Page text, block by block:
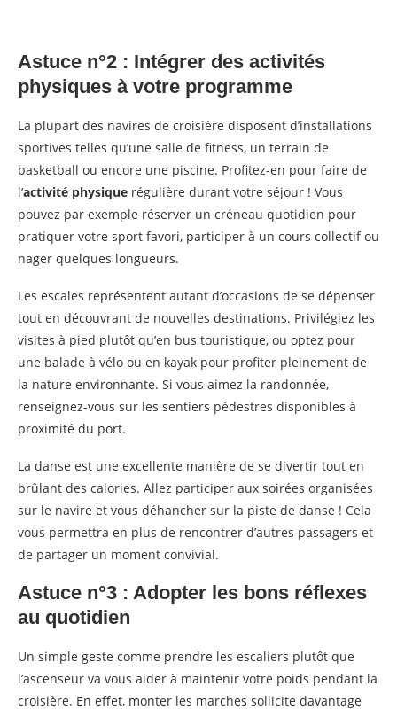
Astuce n°2 : Intégrer des activités
physiques à votre programme
La plupart des navires de croisière disposent d’installations
sportives telles qu’une salle de fitness, un terrain de
basketball ou encore une piscine. Profitez-en pour faire de
l’activité physique régulière durant votre séjour ! Vous
pouvez par exemple réserver un créneau quotidien pour
pratiquer votre sport favori, participer à un cours collectif ou
nager quelques longueurs.
Les escales représentent autant d’occasions de se dépenser
tout en découvrant de nouvelles destinations. Privilégiez les
visites à pied plutôt qu’en bus touristique, ou optez pour
une balade à vélo ou en kayak pour profiter pleinement de
la nature environnante. Si vous aimez la randonnée,
renseignez-vous sur les sentiers pédestres disponibles à
proximité du port.
La danse est une excellente manière de se divertir tout en
brûlant des calories. Allez participer aux soirées organisées
sur le navire et vous déhancher sur la piste de danse ! Cela
vous permettra en plus de rencontrer d’autres passagers et
de partager un moment convivial.
Astuce n°3 : Adopter les bons réflexes
au quotidien
Un simple geste comme prendre les escaliers plutôt que
l’ascenseur va vous aider à maintenir votre poids pendant la
croisière. En effet, monter les marches sollicite davantage